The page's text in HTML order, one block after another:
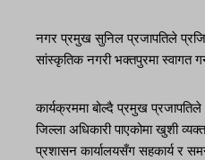
नगर प्रमुख सुनिल प्रजापतिले
सांस्कृतिक नगरी भक्तपुरमा स्वागत
कार्यक्रममा बोल्दै प्रमुख
जिल्ला अधिकारी पाएकोमा खुशी
प्रशासन कार्यालयसँग सहकार्य र